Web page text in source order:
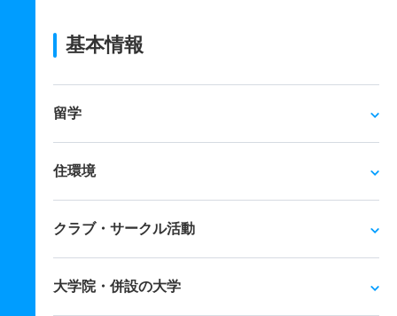
基本情報
留学
住環境
クラブ・サークル活動
大学院・併設の大学